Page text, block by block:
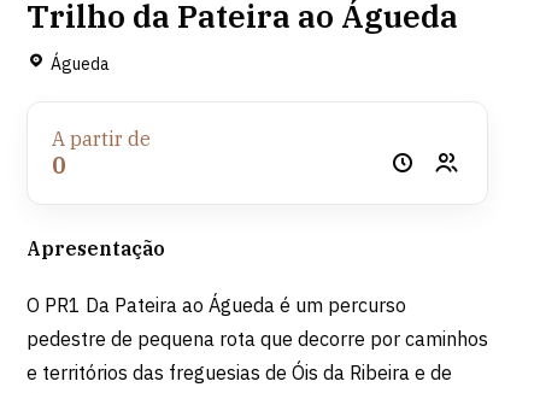
Trilho da Pateira ao Águeda
Águeda
A partir de
0
Apresentação
O PR1 Da Pateira ao Águeda é um percurso
pedestre de pequena rota que decorre por caminhos
e territórios das freguesias de Óis da Ribeira e de